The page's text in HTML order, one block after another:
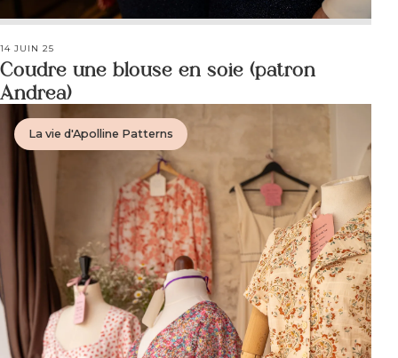
14 JUIN 25
Coudre une blouse en soie (patron
Andrea)
La vie d'Apolline Patterns